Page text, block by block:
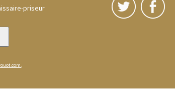
priseur